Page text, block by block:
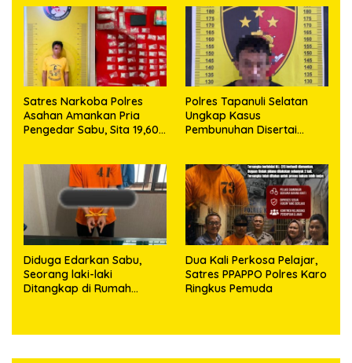
63,67 Gram Sabu
Satres Narkoba Polres
Asahan Amankan Pria
Pengedar Sabu, Sita 19,60
Polres Tapanuli Selatan
Ungkap Kasus
Pembunuhan Disertai
Ditangkap
Diduga Edarkan Sabu,
Seorang laki-laki
Ditangkap di Rumah
Dua Kali Perkosa Pelajar,
Satres PPAPPO Polres Karo
Ringkus Pemuda